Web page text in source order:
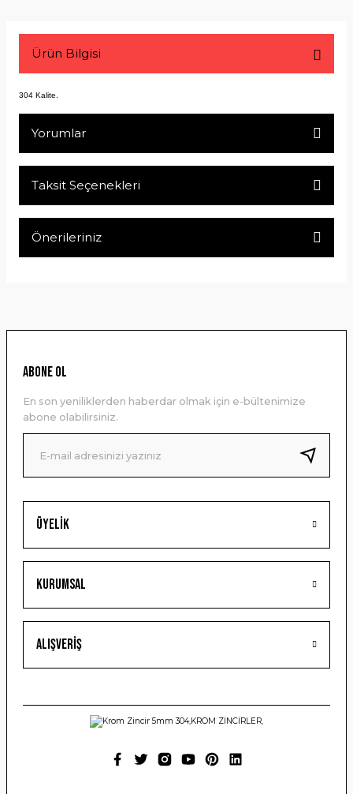
Ürün Bilgisi
304 Kalite.
Yorumlar
Taksit Seçenekleri
Önerileriniz
Ürün resmi kalitesiz, bozuk veya görüntülenemiyor.
Ürün bilgilerinde hatalar bulunuyor.
Ürün fiyatı diğer sitelerden daha pahalı.
Bu ürüne benzer farklı alternatifler olmalı.
Gönder
Üyelik
Kurumsal
Alışveriş
ABONE OL
En son yeniliklerden haberdar olmak için e-bültenimize
abone olabilirsiniz.